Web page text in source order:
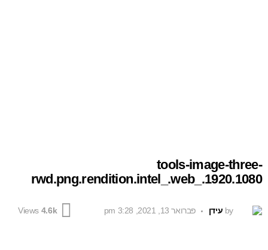
tools-image-three-
rwd.png.rendition.intel_.web_.1920.1080
by עידן פברואר 13, 2021, 3:28 pm 4.6k
Views